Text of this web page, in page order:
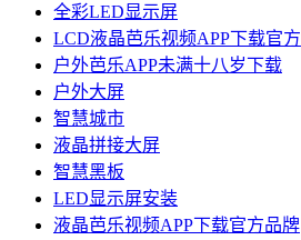
全彩LED显示屏
LCD液晶芭乐视频APP下载官方
户外芭乐APP未满十八岁下载
户外大屏
智慧城市
液晶拼接大屏
智慧黑板
LED显示屏安装
液晶芭乐视频APP下载官方品牌